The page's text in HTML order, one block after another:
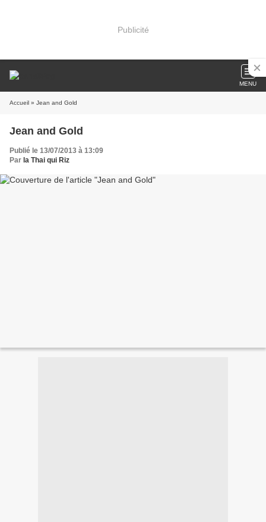
Publicité
MENU
Accueil » Jean and Gold
Jean and Gold
Publié le 13/07/2013 à 13:09
Par la Thai qui Riz